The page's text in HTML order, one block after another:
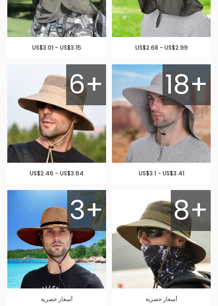
US$2.68 - US$2.99
US$3.01 - US$3.15
18+
US$3.1 - US$3.41
6+
US$2.46 - US$3.64
8+
أسعار حصرية
3+
أسعار حصرية